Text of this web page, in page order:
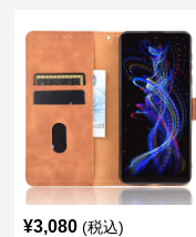
¥3,080 (税込)